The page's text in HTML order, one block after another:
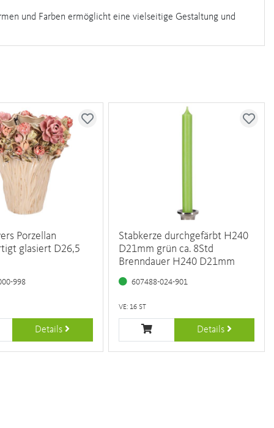
und Farben ermöglicht eine vielseitige Gestaltung und
Porzellan
glasiert D26,5
998
Details
Stabkerze durchgefärbt H240
D21mm grün ca. 8Std
Brenndauer H240 D21mm
607488-024-901
VE: 16 ST
Details